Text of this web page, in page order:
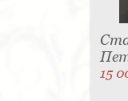
15